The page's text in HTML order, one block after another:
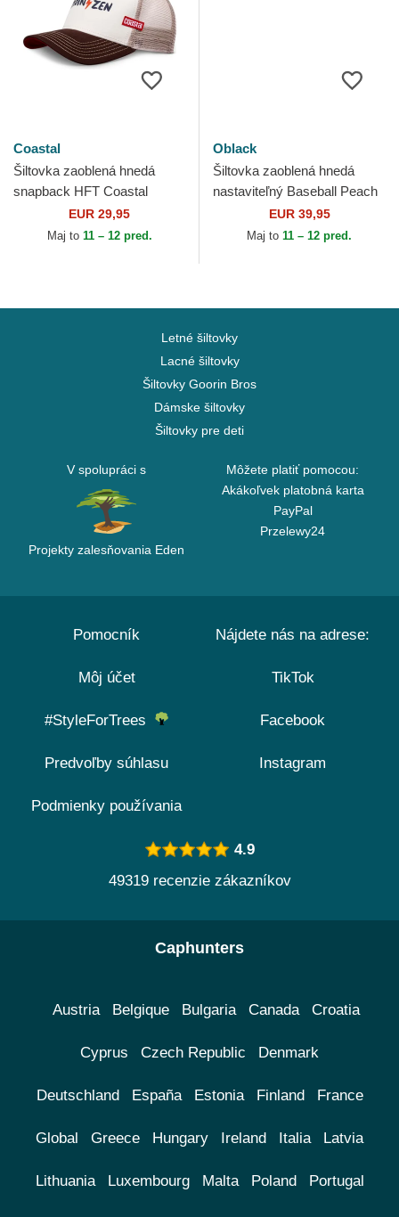
Coastal
Šiltovka zaoblená hnedá
snapback HFT Coastal
EUR 29,95
Maj to 11 – 12 pred.
Oblack
Šiltovka zaoblená hnedá
nastaviteľný Baseball Peach
OBL061 Oblack
EUR 39,95
Maj to 11 – 12 pred.
Letné šiltovky
Lacné šiltovky
Šiltovky Goorin Bros
Dámske šiltovky
Šiltovky pre deti
V spolupráci s
Projekty zalesňovania Eden
Môžete platiť pomocou:
Akákoľvek platobná karta
PayPal
Przelewy24
Pomocník
Môj účet
#StyleForTrees
Predvoľby súhlasu
Podmienky používania
Nájdete nás na adrese:
TikTok
Facebook
Instagram
4.9
49319 recenzie zákazníkov
Caphunters
Austria Belgique Bulgaria Canada Croatia
Cyprus Czech Republic Denmark
Deutschland España Estonia Finland France
Global Greece Hungary Ireland Italia Latvia
Lithuania Luxembourg Malta Poland Portugal